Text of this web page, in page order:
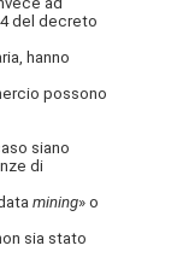
del decreto
hanno
possono
siano
di
mining» o
sia stato